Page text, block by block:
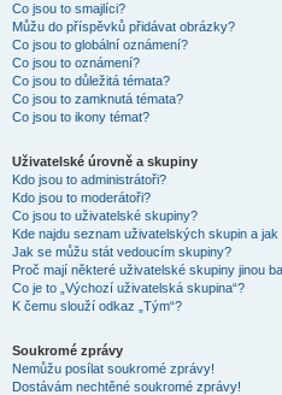
Co jsou to smajlíci?
Můžu do příspěvků přidávat obrázky?
Co jsou to globální oznámení?
Co jsou to oznámení?
Co jsou to důležitá témata?
Co jsou to zamknutá témata?
Co jsou to ikony témat?
Uživatelské úrovně a skupiny
Kdo jsou to administrátoři?
Kdo jsou to moderátoři?
Co jsou to uživatelské skupiny?
Kde najdu seznam uživatelských skupin a
Jak se můžu stát vedoucím skupiny?
Proč mají některé uživatelské skupiny jinou
Co je to „Výchozí uživatelská skupina“?
K čemu slouží odkaz „Tým“?
Soukromé zprávy
Nemůžu posílat soukromé zprávy!
Dostávám nechtěné soukromé zprávy!